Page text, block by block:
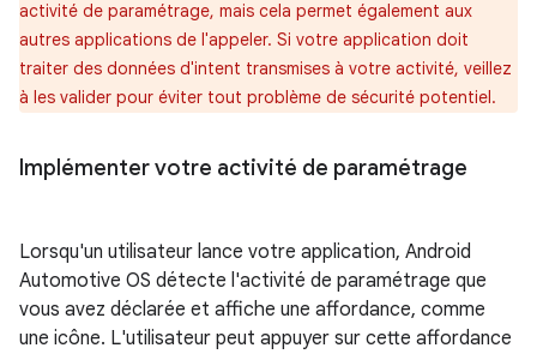
activité de paramétrage, mais cela permet également aux
autres applications de l'appeler. Si votre application doit
traiter des données d'intent transmises à votre activité, veillez
à les valider pour éviter tout problème de sécurité potentiel.
Implémenter votre activité de paramétrage
Lorsqu'un utilisateur lance votre application, Android
Automotive OS détecte l'activité de paramétrage que
vous avez déclarée et affiche une affordance, comme
une icône. L'utilisateur peut appuyer sur cette affordance